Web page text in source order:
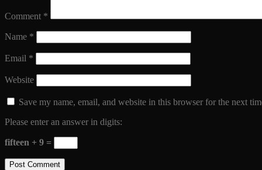
Comment *
Name *
Email *
Website
Save my name, email, and website in this browser for the next
Please enter an answer in digits:
fifteen + 9 =